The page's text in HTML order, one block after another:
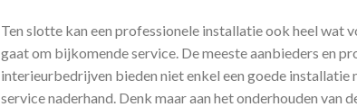
Ten slotte kan een professionele installatie ook heel wat
gaat om bijkomende service. De meeste aanbieders en
interieurbedrijven bieden niet enkel een goede installatie
service naderhand. Denk maar aan het onderhouden van